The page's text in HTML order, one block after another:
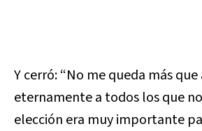
Y cerró: “No me queda más
eternamente a todos los que
elección era muy importante